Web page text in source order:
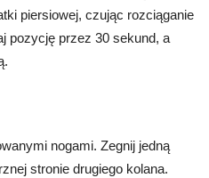
piersiowej, czując rozciąganie
pozycję przez 30 sekund, a
nogami. Zegnij jedną
stronie drugiego kolana.